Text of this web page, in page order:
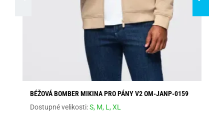
BÉŽOVÁ BOMBER MIKINA PRO PÁNY V2 OM-JANP-0159
Dostupné velikosti:S, M, L,XL